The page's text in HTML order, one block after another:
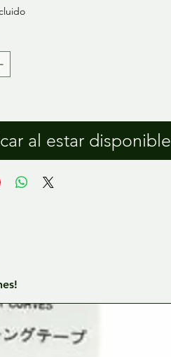
al estar disponible